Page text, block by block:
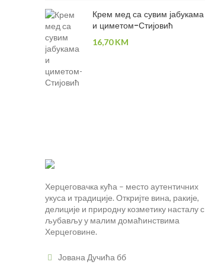
Крем мед са сувим јабукама
и циметом-Стијовић
16,70KM
Херцеговачка кућа – место аутентичних
укуса и традиције. Откријте вина, ракије,
делиције и природну козметику насталу с
љубављу у малим домаћинствима
Херцеговине.
Јована Дучића бб